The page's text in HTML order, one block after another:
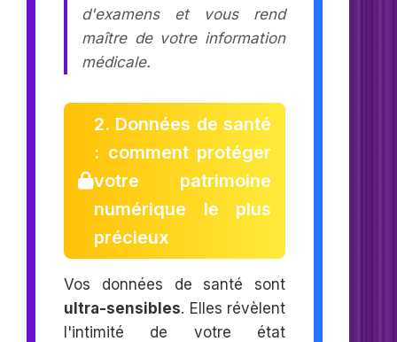
d'examens et vous rend
maître de votre information
médicale.
2. Données de santé
: comment protéger
votre patrimoine
numérique le plus
précieux
Vos données de santé sont
ultra-sensibles. Elles révèlent
l'intimité de votre état